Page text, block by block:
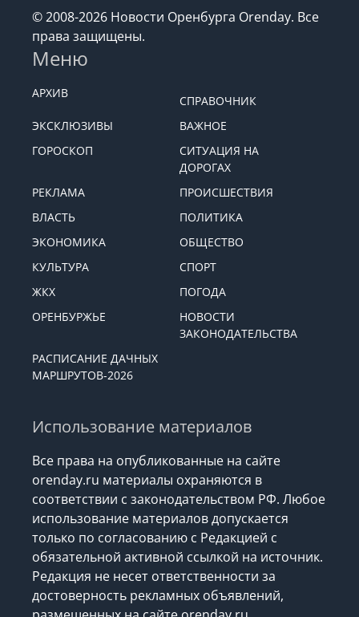
© 2008-2026 Новости Оренбурга Orenday. Все
права защищены.
Меню
АРХИВ
СПРАВОЧНИК
ЭКСКЛЮЗИВЫ
ВАЖНОЕ
ГОРОСКОП
СИТУАЦИЯ НА
ДОРОГАХ
РЕКЛАМА
ПРОИСШЕСТВИЯ
ВЛАСТЬ
ПОЛИТИКА
ЭКОНОМИКА
ОБЩЕСТВО
КУЛЬТУРА
СПОРТ
ЖКХ
ПОГОДА
ОРЕНБУРЖЬЕ
НОВОСТИ
ЗАКОНОДАТЕЛЬСТВА
РАСПИСАНИЕ ДАЧНЫХ
МАРШРУТОВ-2026
Использование материалов
Все права на опубликованные на сайте
orenday.ru материалы охраняются в
соответствии с законодательством РФ. Любое
использование материалов допускается
только по согласованию с Редакцией с
обязательной активной ссылкой на источник.
Редакция не несет ответственности за
достоверность рекламных объявлений,